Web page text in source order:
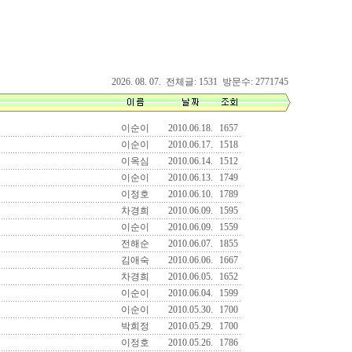
2026. 08. 07. 전체글: 1531 방문수: 2771745
이순이 2010.06.18.
1657
이순이 2010.06.17.
1518
이옥심 2010.06.14.
1512
이순이 2010.06.13.
1749
이정호 2010.06.10.
1789
차경희 2010.06.09.
1595
이순이 2010.06.09.
1559
전해순 2010.06.07.
1855
김애숙 2010.06.06.
1667
차경희 2010.06.05.
1652
이순이 2010.06.04.
1599
이순이 2010.05.30.
1700
박희정 2010.05.29.
1700
이정호 2010.05.26.
1786